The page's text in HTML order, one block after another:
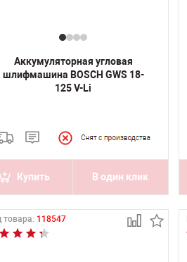
Аккумуляторная угловая
шлифмашина BOSCH GWS 18-
125 V-Li
Купить В один клик
товара: 118547